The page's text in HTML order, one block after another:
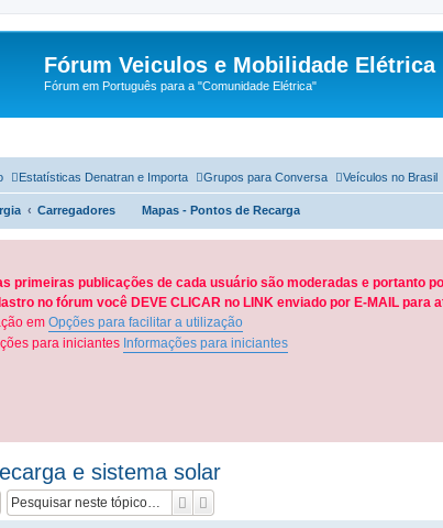
Fórum Veiculos e Mobilidade Elétrica
Fórum em Português para a "Comunidade Elétrica"
Estatísticas Denatran e Importa Grupos para Conversa Veículos no Brasil
Carregadores Mapas - Pontos de Recarga
primeiras publicações de cada usuário são moderadas e
no fórum você DEVE CLICAR no LINK enviado por E-MAIL
em Opções para facilitar a utilização
para iniciantes Informações para iniciantes
e sistema solar
Pesquisar